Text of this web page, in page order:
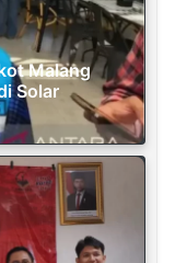
Malang
Solar